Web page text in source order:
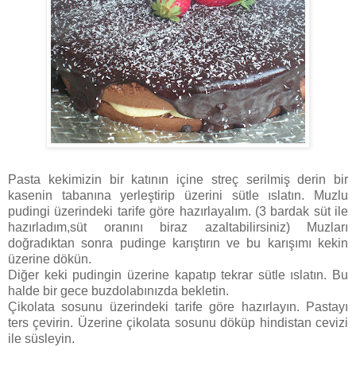
Pasta kekimizin bir katının içine streç serilmiş derin bir
kasenin tabanına yerleştirip üzerini sütle ıslatın. Muzlu
pudingi üzerindeki tarife göre hazırlayalım. (3 bardak süt ile
hazırladım,süt oranını biraz azaltabilirsiniz) Muzları
doğradıktan sonra pudinge karıştırın ve bu karışımı kekin
üzerine dökün.
Diğer keki pudingin üzerine kapatıp tekrar sütle ıslatın. Bu
halde bir gece buzdolabınızda bekletin.
Çikolata sosunu üzerindeki tarife göre hazırlayın. Pastayı
ters çevirin. Üzerine çikolata sosunu döküp hindistan cevizi
ile süsleyin.